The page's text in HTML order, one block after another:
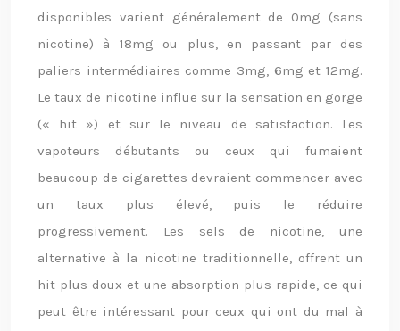
disponibles varient généralement de 0mg (sans
nicotine) à 18mg ou plus, en passant par des
paliers intermédiaires comme 3mg, 6mg et 12mg.
Le taux de nicotine influe sur la sensation en gorge
(« hit ») et sur le niveau de satisfaction. Les
vapoteurs débutants ou ceux qui fumaient
beaucoup de cigarettes devraient commencer avec
un taux plus élevé, puis le réduire
progressivement. Les sels de nicotine, une
alternative à la nicotine traditionnelle, offrent un
hit plus doux et une absorption plus rapide, ce qui
peut être intéressant pour ceux qui ont du mal à